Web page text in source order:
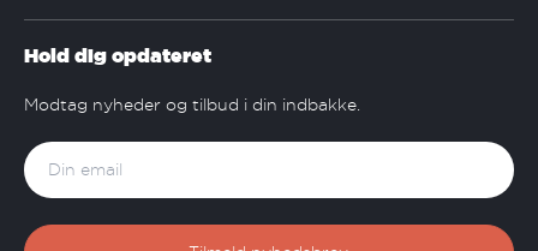
Hold dig opdateret
Modtag nyheder og tilbud i din indbakke.